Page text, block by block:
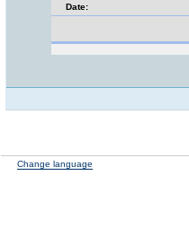
Date:
Change language